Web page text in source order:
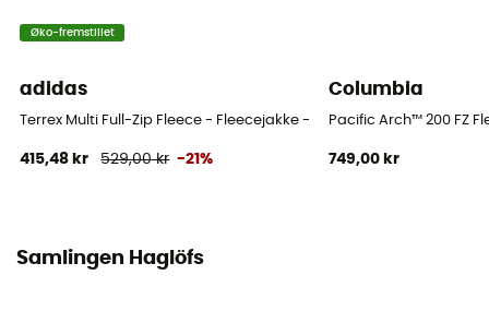
Øko-fremstillet
adidas
Terrex Multi Full-Zip Fleece - Fleecejakke - Herrer
415,48 kr 529,00 kr -21%
Columbia
Pacific Arch™ 200 FZ
749,00 kr
Samlingen Haglöfs